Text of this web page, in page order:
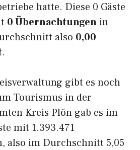
hatte. Diese 0 Gäste
0 Übernachtungen in
also 0,00
.
gibt es noch
Tourismus in der
Kreis Plön gab es im
mit 1.393.471
also im Durchschnitt 5,05